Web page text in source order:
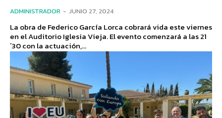
ADMINISTRADOR - JUNIO 27, 2024
La obra de Federico García Lorca cobrará vida este viernes
en el Auditorio Iglesia Vieja. El evento comenzará a las 21
´30 con la actuación,...